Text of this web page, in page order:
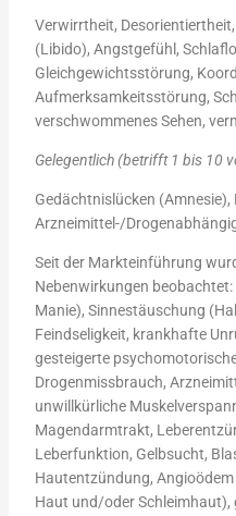
Verwirrtheit,
(Libido), Angstgefühl,
Gleichgewichtsstörung,
Aufmerksamkeitsstörung,
verschwommenes Sehen,
Gelegentlich (betrifft 1 bis 10
Gedächtnislücken
Arzneimittel-/
Seit der Markteinführung
Nebenwirkungen
Manie), Sinnestäuschung
Feindseligkeit, krankhafte
gesteigerte
Drogenmissbrauch,
unwillkürliche
Magendarmtrakt,
Leberfunktion, Gelbsucht,
Hautentzündung,
Haut und/oder